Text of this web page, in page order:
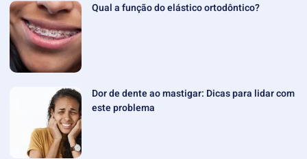
Qual a função do elástico ortodôntico?
Dor de dente ao mastigar: Dicas para lidar com
este problema